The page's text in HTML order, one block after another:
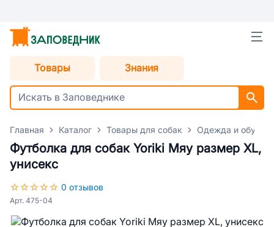
Товары Знания
Главная Каталог Товары для собак Одежда и обувь
Футболка для собак Yoriki Мяу размер XL,
унисекс
0 отзывов
Арт. 475-04